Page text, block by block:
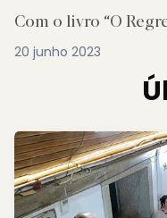
Com o livro “O
20 junho 2023